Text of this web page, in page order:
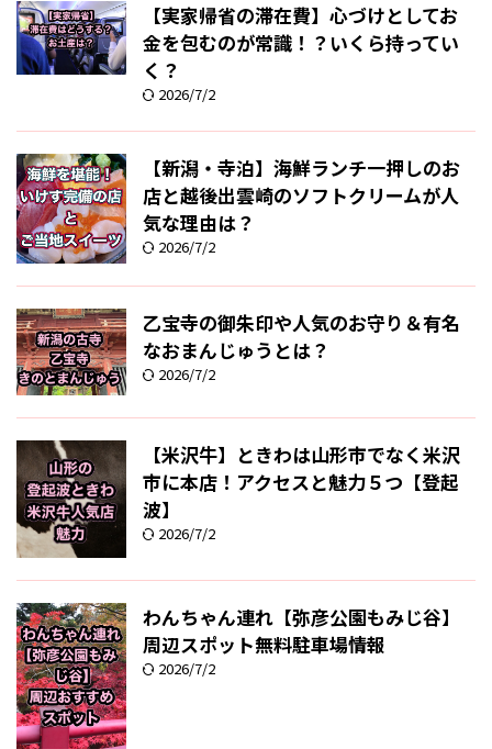
【実家帰省の滞在費】心づけとしてお
金を包むのが常識！？いくら持ってい
く？
2026/7/2
【新潟・寺泊】海鮮ランチ一押しのお
店と越後出雲崎のソフトクリームが人
気な理由は？
2026/7/2
乙宝寺の御朱印や人気のお守り＆有名
なおまんじゅうとは？
2026/7/2
【米沢牛】ときわは山形市でなく米沢
市に本店！アクセスと魅力５つ【登起
波】
2026/7/2
わんちゃん連れ【弥彦公園もみじ谷】
周辺スポット無料駐車場情報
2026/7/2